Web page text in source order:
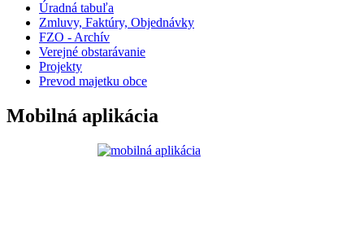
Úradná tabuľa
Zmluvy, Faktúry, Objednávky
FZO - Archív
Verejné obstarávanie
Projekty
Prevod majetku obce
Mobilná aplikácia